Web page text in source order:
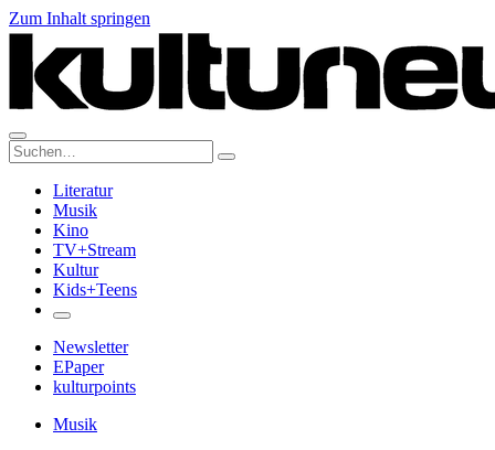
Zum Inhalt springen
Suche:
Literatur
Musik
Kino
TV+Stream
Kultur
Kids+Teens
Newsletter
EPaper
kulturpoints
Musik